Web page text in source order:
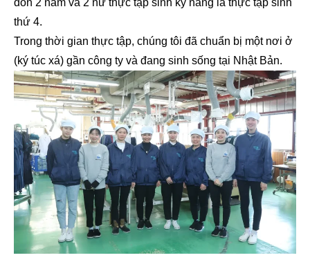
đón 2 nam và 2 nữ thực tập sinh kỹ năng là thực tập sinh
thứ 4.
Trong thời gian thực tập, chúng tôi đã chuẩn bị một nơi ở
(ký túc xá) gần công ty và đang sinh sống tại Nhật Bản.